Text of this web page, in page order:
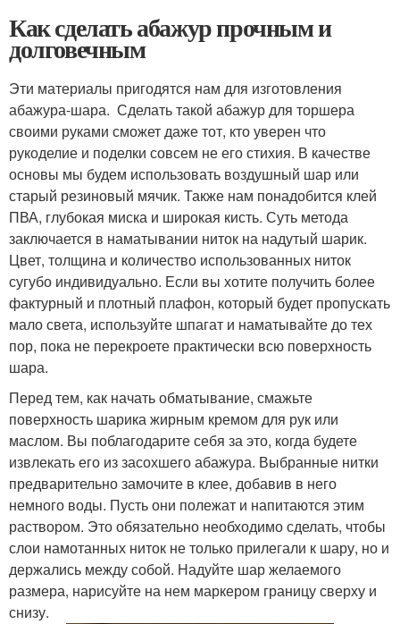
Как сделать абажур прочным и
долговечным
Эти материалы пригодятся нам для изготовления
абажура-шара. Сделать такой абажур для торшера
своими руками сможет даже тот, кто уверен что
рукоделие и поделки совсем не его стихия. В качестве
основы мы будем использовать воздушный шар или
старый резиновый мячик. Также нам понадобится клей
ПВА, глубокая миска и широкая кисть. Суть метода
заключается в наматывании ниток на надутый шарик.
Цвет, толщина и количество использованных ниток
сугубо индивидуально. Если вы хотите получить более
фактурный и плотный плафон, который будет пропускать
мало света, используйте шпагат и наматывайте до тех
пор, пока не перекроете практически всю поверхность
шара.
Перед тем, как начать обматывание, смажьте
поверхность шарика жирным кремом для рук или
маслом. Вы поблагодарите себя за это, когда будете
извлекать его из засохшего абажура. Выбранные нитки
предварительно замочите в клее, добавив в него
немного воды. Пусть они полежат и напитаются этим
раствором. Это обязательно необходимо сделать, чтобы
слои намотанных ниток не только прилегали к шару, но и
держались между собой. Надуйте шар желаемого
размера, нарисуйте на нем маркером границу сверху и
снизу.